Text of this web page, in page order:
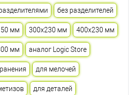
без разделителей
мм 300х230 мм 400х230 мм
мм аналог Logic Store
для мелочей
для деталей